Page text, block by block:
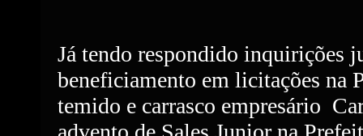
Já tendo respondido inquirições
beneficiamento em licitações na
temido e carrasco empresário